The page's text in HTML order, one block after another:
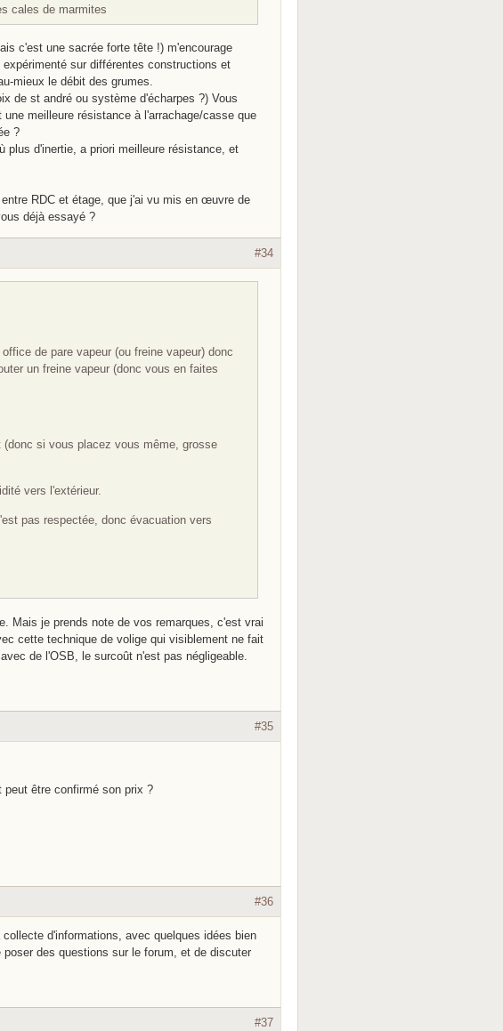
cales de marmites
c'est une sacrée forte tête !) m'encourage
sur différentes constructions et
mieux le débit des grumes.
de st andré ou système d'écharpes ?) Vous
meilleure résistance à l'arrachage/casse que
?
plus d'inertie, a priori meilleure résistance, et
RDC et étage, que j'ai vu mis en œuvre de
déjà essayé ?
#34
de pare vapeur (ou freine vapeur) donc
un freine vapeur (donc vous en faites
si vous placez vous même, grosse
vers l'extérieur.
pas respectée, donc évacuation vers
Mais je prends note de vos remarques, c'est vrai
cette technique de volige qui visiblement ne fait
de l'OSB, le surcoût n'est pas négligeable.
#35
peut être confirmé son prix ?
#36
d'informations, avec quelques idées bien
des questions sur le forum, et de discuter
#37